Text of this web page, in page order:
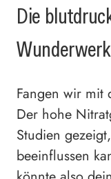
Die
Fangen wir mit
Der hohe
Studien
beeinflussen